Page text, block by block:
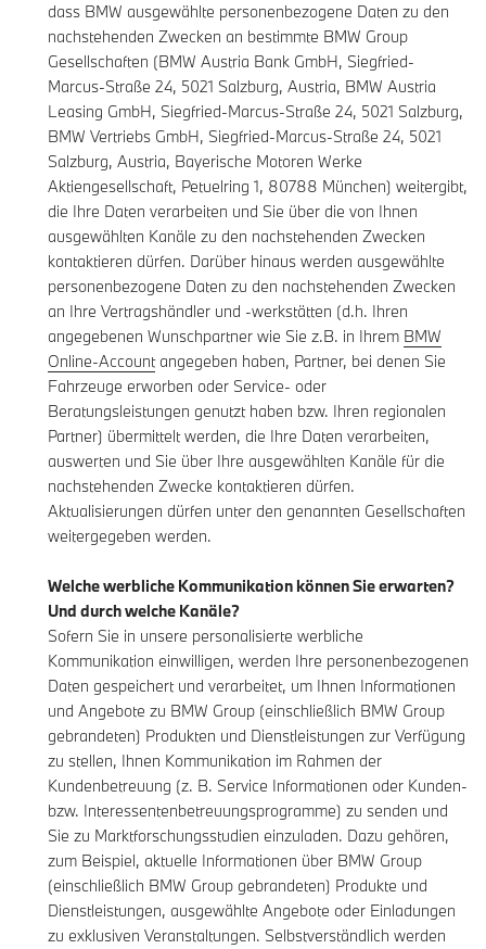
dass BMW ausgewählte personenbezogene Daten zu den
nachstehenden Zwecken an bestimmte BMW Group
Gesellschaften (BMW Austria Bank GmbH, Siegfried-
Marcus-Straße 24, 5021 Salzburg, Austria, BMW Austria
Leasing GmbH, Siegfried-Marcus-Straße 24, 5021 Salzburg,
BMW Vertriebs GmbH, Siegfried-Marcus-Straße 24, 5021
Salzburg, Austria, Bayerische Motoren Werke
Aktiengesellschaft, Petuelring 1, 80788 München) weitergibt,
die Ihre Daten verarbeiten und Sie über die von Ihnen
ausgewählten Kanäle zu den nachstehenden Zwecken
kontaktieren dürfen. Darüber hinaus werden ausgewählte
personenbezogene Daten zu den nachstehenden Zwecken
an Ihre Vertragshändler und -werkstätten (d.h. Ihren
angegebenen Wunschpartner wie Sie z.B. in Ihrem BMW
Online-Accountangegeben haben, Partner, bei denen Sie
Fahrzeuge erworben oder Service- oder
Beratungsleistungen genutzt haben bzw. Ihren regionalen
Partner) übermittelt werden, die Ihre Daten verarbeiten,
auswerten und Sie über Ihre ausgewählten Kanäle für die
nachstehenden Zwecke kontaktieren dürfen.
Aktualisierungen dürfen unter den genannten Gesellschaften
weitergegeben werden.
Welche werbliche Kommunikation können Sie erwarten?
Und durch welche Kanäle?
Sofern Sie in unsere personalisierte werbliche
Kommunikation einwilligen, werden Ihre personenbezogenen
Daten gespeichert und verarbeitet, um Ihnen Informationen
und Angebote zu BMW Group (einschließlich BMW Group
gebrandeten) Produkten und Dienstleistungen zur Verfügung
zu stellen, Ihnen Kommunikation im Rahmen der
Kundenbetreuung (z. B. Service Informationen oder Kunden-
bzw. Interessentenbetreuungsprogramme) zu senden und
Sie zu Marktforschungsstudien einzuladen. Dazu gehören,
zum Beispiel, aktuelle Informationen über BMW Group
(einschließlich BMW Group gebrandeten) Produkte und
Dienstleistungen, ausgewählte Angebote oder Einladungen
zu exklusiven Veranstaltungen. Selbstverständlich werden